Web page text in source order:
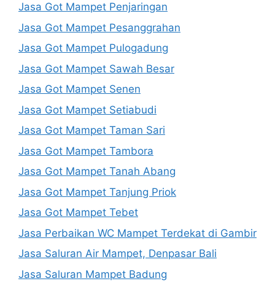
Jasa Got Mampet Penjaringan
Jasa Got Mampet Pesanggrahan
Jasa Got Mampet Pulogadung
Jasa Got Mampet Sawah Besar
Jasa Got Mampet Senen
Jasa Got Mampet Setiabudi
Jasa Got Mampet Taman Sari
Jasa Got Mampet Tambora
Jasa Got Mampet Tanah Abang
Jasa Got Mampet Tanjung Priok
Jasa Got Mampet Tebet
Jasa Perbaikan WC Mampet Terdekat di Gambir
Jasa Saluran Air Mampet, Denpasar Bali
Jasa Saluran Mampet Badung